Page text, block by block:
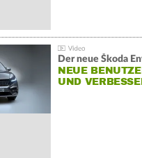
NEUE
UND